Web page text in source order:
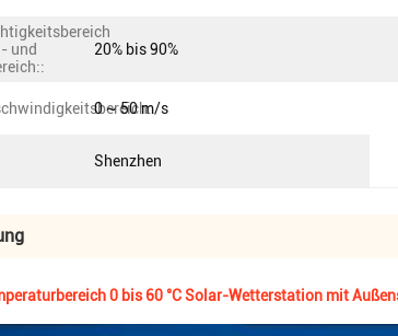
und
20% bis 90%
0 ~ 50 m/s
Shenzhen
0 bis 60 °C Solar-Wetterstation mit